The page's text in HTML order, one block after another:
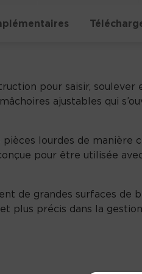
pour saisir,
ajustables qui
lourdes de manière
pour être utilisée
de grandes surfaces de
plus précis dans la